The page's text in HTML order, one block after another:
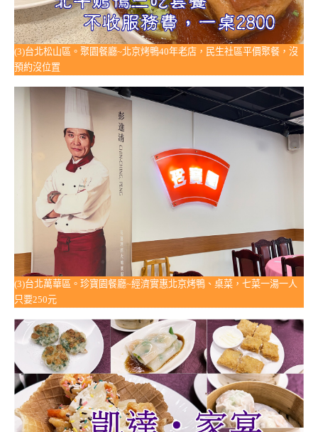
(3)台北松山區。聚園餐廳~北京烤鴨40年老店，民生社區平價聚餐，沒
預約沒位置
(3)台北萬華區。珍寶園餐廳~經濟實惠北京烤鴨、桌菜，七菜一湯一人
只要250元